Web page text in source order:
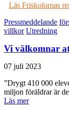
Läs Friskolornas
Pressmeddelande
villkor Utredning
Vi välkomnar
07 juli 2023
”Drygt 410 000
miljon föräldrar är
Läs mer